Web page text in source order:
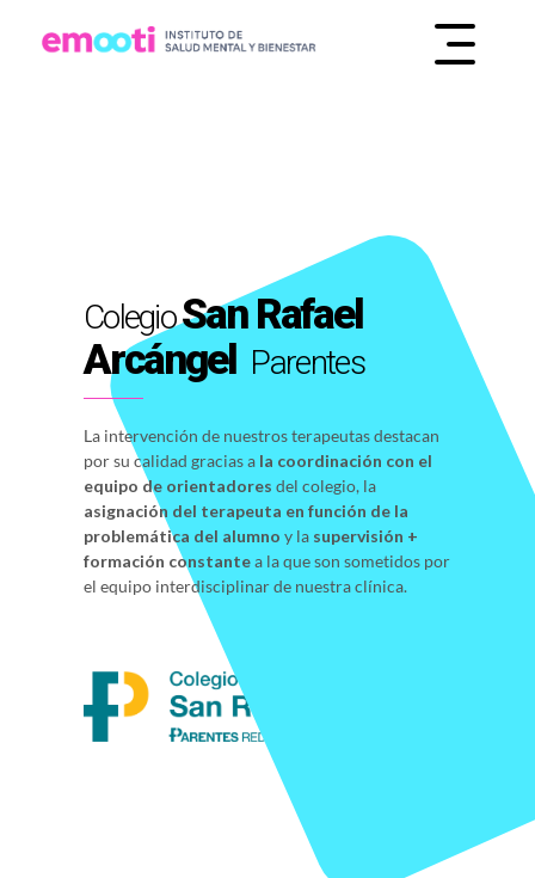
ColegioSan Rafael
Arcángel Parentes
La intervención de nuestros terapeutas destacan
por su calidad gracias a la coordinación con el
equipo de orientadores del colegio, la
asignación del terapeuta en función de la
problemática del alumno y la supervisión +
formación constantea la que son sometidos por
el equipo interdisciplinar de nuestra clínica.